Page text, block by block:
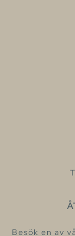
Besök en av